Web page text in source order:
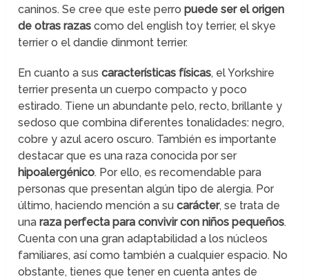
caninos. Se cree que este perro puede ser el origen
de otras razas como del english toy terrier, el skye
terrier o el dandie dinmont terrier.
En cuanto a sus características físicas, el Yorkshire
terrier presenta un cuerpo compacto y poco
estirado. Tiene un abundante pelo, recto, brillante y
sedoso que combina diferentes tonalidades: negro,
cobre y azul acero oscuro. También es importante
destacar que es una raza conocida por ser
hipoalergénico. Por ello, es recomendable para
personas que presentan algún tipo de alergia. Por
último, haciendo mención a sucarácter, se trata de
unaraza perfecta para convivir con niños pequeños.
Cuenta con una gran adaptabilidad a los núcleos
familiares, así como también a cualquier espacio. No
obstante, tienes que tener en cuenta antes de